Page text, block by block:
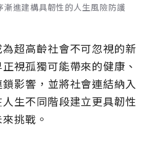
進建構具韌性的人生風險防護
超高齡社會不可忽視的新
視孤獨可能帶來的健康、
影響，並將社會連結納入
生不同階段建立更具韌性
挑戰。